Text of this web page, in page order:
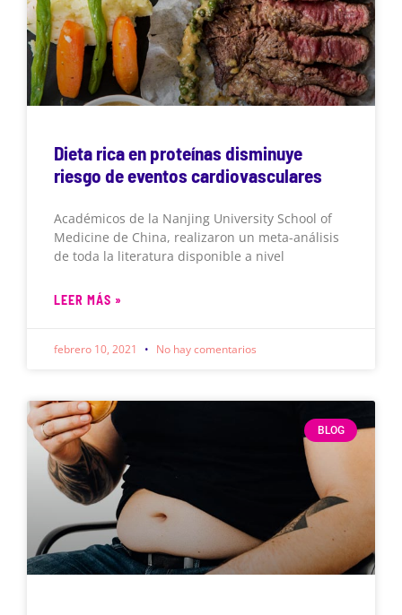
Dieta rica en proteínas disminuye
riesgo de eventos cardiovasculares
Académicos de la Nanjing University School of
Medicine de China, realizaron un meta-análisis
de toda la literatura disponible a nivel
LEER MÁS »
febrero 10, 2021 No hay comentarios
BLOG